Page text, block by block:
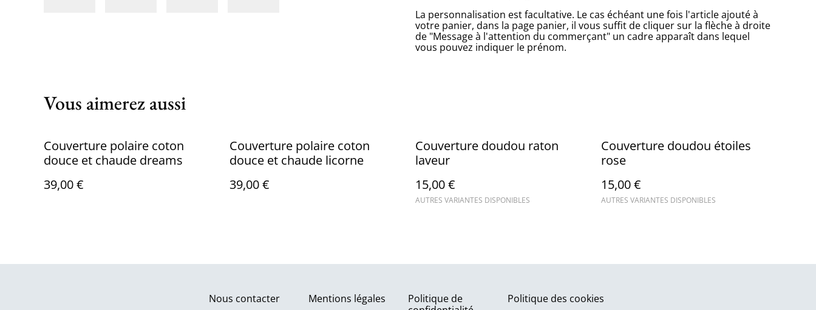
La personnalisation est facultative. Le cas échéant une fois l'article ajouté à
votre panier, dans la page panier, il vous suffit de cliquer sur la flèche à droite
de "Message à l'attention du commerçant" un cadre apparaît dans lequel
vous pouvez indiquer le prénom.
Vous aimerez aussi
Couverture polaire coton
douce et chaude dreams
39,00 €
Couverture polaire coton
douce et chaude licorne
39,00 €
Couverture doudou raton
laveur
15,00 €
AUTRES VARIANTES DISPONIBLES
Couverture doudou étoiles
rose
15,00 €
AUTRES VARIANTES DISPONIBLES
Nous contacter Mentions légales
Politique de
Politique des cookies